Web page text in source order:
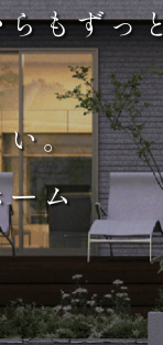
もずっ
い。
ーム